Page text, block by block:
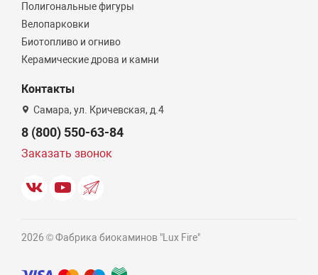
Полигональные фигуры
Велопарковки
Биотопливо и огниво
Керамические дрова и камни
Контакты
Самара, ул. Кричевская, д.4
8 (800) 550-63-84
Заказать звонок
2026 © Фабрика биокаминов "Lux Fire"